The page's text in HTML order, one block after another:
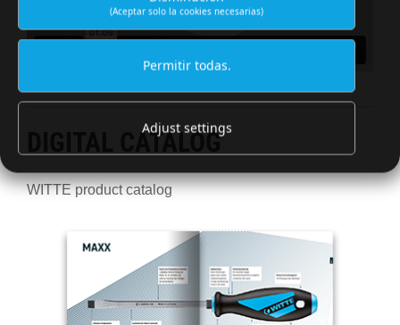
DIGITAL CATALOG
WITTE product catalog
(Aceptar solo la cookies necesarias)
Permitir todas.
Adjust settings